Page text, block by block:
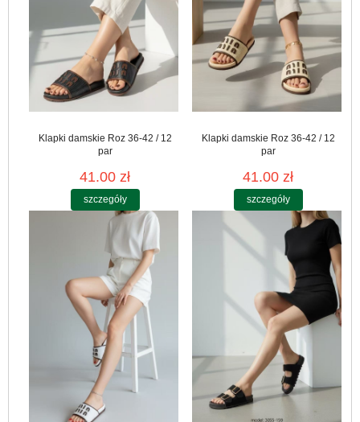
Klapki damskie Roz 36-42 / 12
par
41.00 zł
szczegóły
Klapki damskie Roz 36-42 / 12
par
41.00 zł
szczegóły